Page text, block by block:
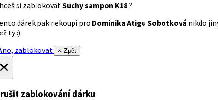
si zablokovatSuchy sampon K18?
dárek pak nekoupí pro Dominika Atigu Sobotková nikdo
ty :)
zablokovat
× Zpět
zablokování dárku